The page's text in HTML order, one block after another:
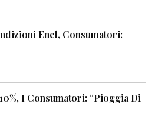
Enel, Consumatori:
I Consumatori: “Pioggia Di